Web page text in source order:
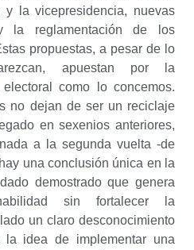
la vicepresidencia, nuevas
la reglamentación de los
propuestas, a pesar de lo
apuestan por la
como lo concemos.
no dejan de ser un reciclaje
en sexenios anteriores,
a la segunda vuelta -de
una conclusión única en la
demostrado que genera
sin fortalecer la
un claro desconocimiento
idea de implementar una